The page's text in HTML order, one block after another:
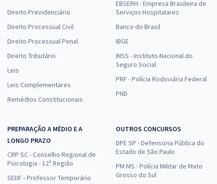
Direito Previdenciário
Direito Processual Civil
Direito Processual Penal
Direito Tributário
Leis
Leis Complementares
Remédios Constitucionais
EBSERH - Empresa Brasileira de
Serviços Hospitalares
Banco do Brasil
IBGE
INSS - Instituto Nacional do
Seguro Social
PRF - Polícia Rodoviária Federal
PND
PREPARAÇÃO A MÉDIO E A
LONGO PRAZO
CRP SC - Conselho Regional de
Psicologia - 12ª Região
SEDF - Professor Temporário
OUTROS CONCURSOS
DPE SP - Defensoria Pública do
Estado de São Paulo
PM MS - Polícia Militar de Mato
Grosso do Sul